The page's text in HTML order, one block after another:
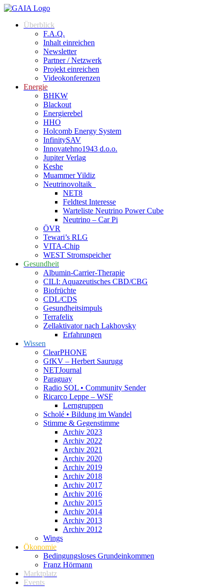
Überblick
F.A.Q.
Inhalt einreichen
Newsletter
Partner / Netzwerk
Projekt einreichen
Videokonferenzen
Energie
BHKW
Blackout
Energierebel
HHO
Holcomb Energy System
InfinitySAV
Innovatehno1943 d.o.o.
Jupiter Verlag
Keshe
Muammer Yildiz
Neutrinovoltaik
NET8
Feldtest Interesse
Warteliste Neutrino Power Cube
Neutrino – Car Pi
ÖVR
Tewari’s RLG
VITA-Chip
WEST Stromspeicher
Gesundheit
Albumin-Carrier-Therapie
CILI: Aquazeutisches CBD/CBG
Biofrüchte
CDL/CDS
Gesundheitsimpuls
Terrafelix
Zellaktivator nach Lakhovsky
Erfahrungen
Wissen
ClearPHONE
GfKV – Herbert Saurugg
NETJournal
Paraguay
Radio SOL • Community Sender
Ricarco Leppe – WSF
Lerngruppen
Scholé • Bildung im Wandel
Stimme & Gegenstimme
Archiv 2023
Archiv 2022
Archiv 2021
Archiv 2020
Archiv 2019
Archiv 2018
Archiv 2017
Archiv 2016
Archiv 2015
Archiv 2014
Archiv 2013
Archiv 2012
Wings
Ökonomie
Bedingungsloses Grundeinkommen
Franz Hörmann
Marktplatz
Events